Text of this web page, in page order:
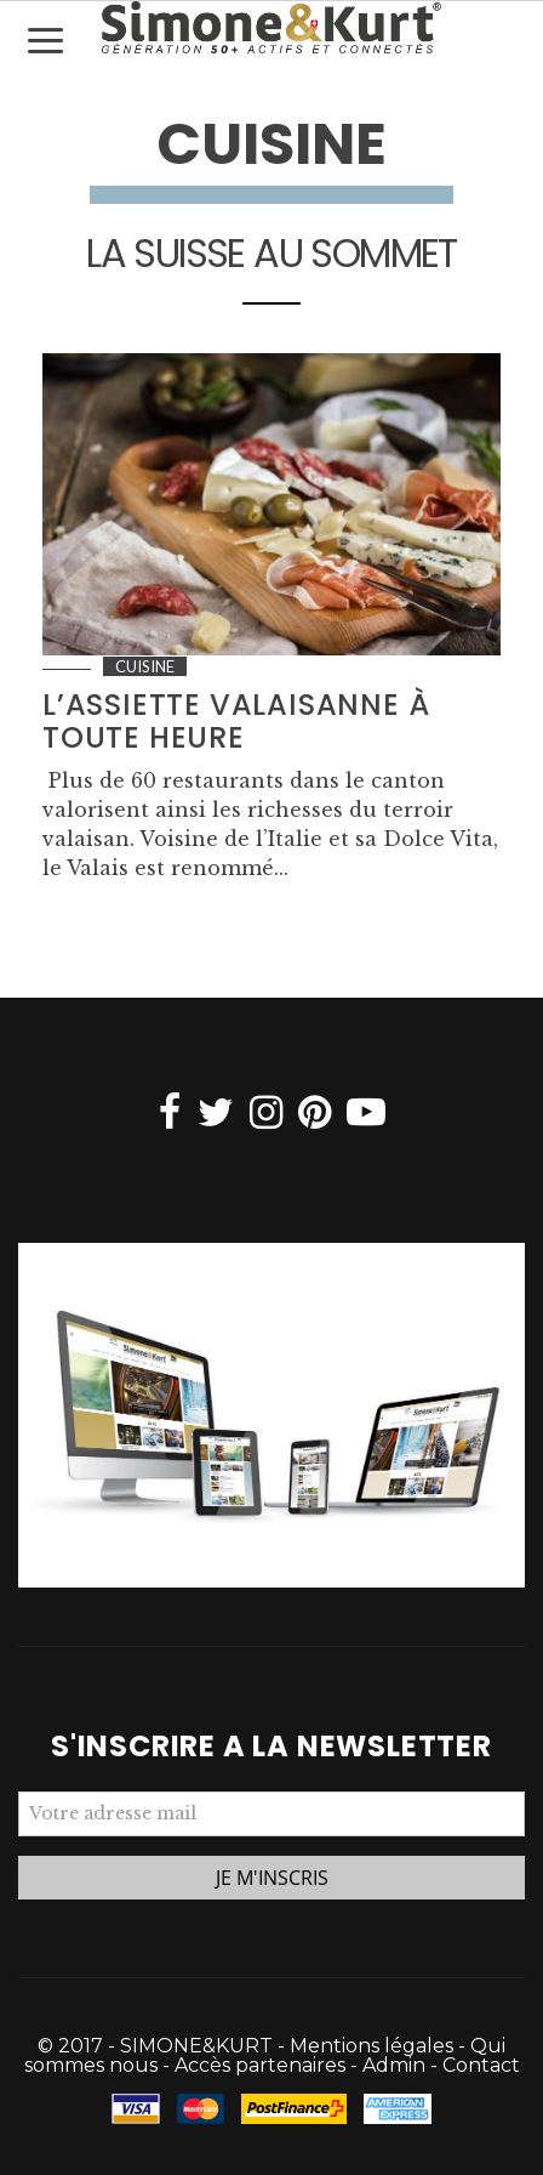
CUISINE
LA SUISSE AU SOMMET
CUISINE
L’ASSIETTE VALAISANNE À
TOUTE HEURE
Plus de 60 restaurants dans le canton
valorisent ainsi les richesses du terroir
valaisan. Voisine de l’Italie et sa Dolce Vita,
le Valais est renommé...
S'INSCRIRE A LA NEWSLETTER
© 2017 - SIMONE&KURT - Mentions légales - Qui
sommes nous- Accès partenaires- Admin - Contact